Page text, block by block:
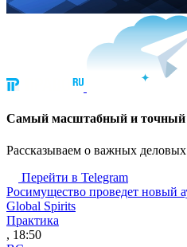
Cамый масштабный и точный
Рассказываем о важных
Перейти в Telegram
Росимущество проведет новый
Global Spirits
Практика
, 18:50